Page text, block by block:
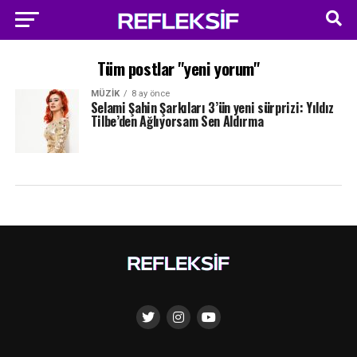
Tüm postlar "yeni yorum"
MÜZIK 8 ay önce
Selami Şahin Şarkıları 3’ün yeni sürprizi: Yıldız
Tilbe’den Ağlıyorsam Sen Aldırma